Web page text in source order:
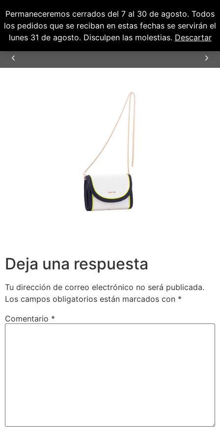
Permaneceremos cerrados del 7 al 30 de agosto. Todos
los pedidos que se reciban en estas fechas se servirán el
lunes 31 de agosto. Disculpen las molestias. Descartar
0,00€
0
Deja una respuesta
Tu dirección de correo electrónico no será publicada.
Los campos obligatorios están marcados con *
Comentario *